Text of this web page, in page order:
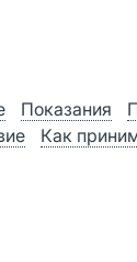
Показания
Как